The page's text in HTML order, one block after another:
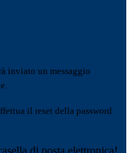
inviato un messaggio
il reset della password